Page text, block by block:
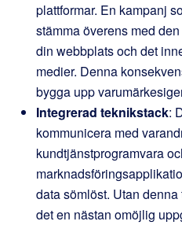
plattformar. En kampanj
stämma överens med
din webbplats och det
medier. Denna
bygga upp
Integrerad teknikstack:
kommunicera med
kundtjänstprogramvara
data sömlöst. Utan
det en nästan omöjlig